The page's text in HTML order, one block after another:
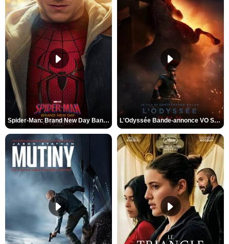
Spider-Man: Brand New Day Bande-annonce VO STFR L'Odyssée Bande-annonce VO STFR